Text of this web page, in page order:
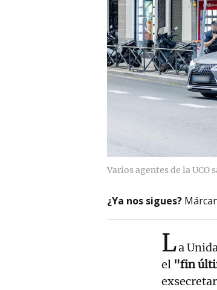
Varios agentes de la UCO
¿Ya nos sigues?
La
el "fin